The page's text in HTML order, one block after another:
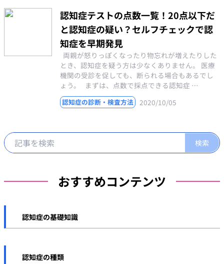
認知症テストの点数一覧！20点以下だ
と認知症の疑い？セルフチェックで認
知症を早期発見
両親が怒りっぽくなったり物忘れが増えたりした
とき、認知症を疑う方は少なくありません。 医療
機関の受診を促しても、断られる場合もあるでし
ょう。 まずは、点数で採点できる認知症 …
認知症の診断・検査方法 2020/10/05
おすすめコンテンツ
認知症の基礎知識
認知症の種類